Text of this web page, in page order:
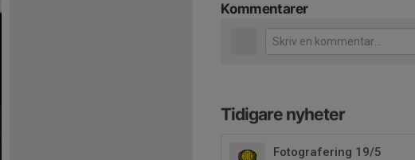
Kommentarer
Tidigare nyheter
Fotografering 19/5